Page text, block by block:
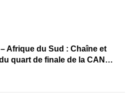
– Afrique du Sud : Chaîne et
quart de finale de la CAN